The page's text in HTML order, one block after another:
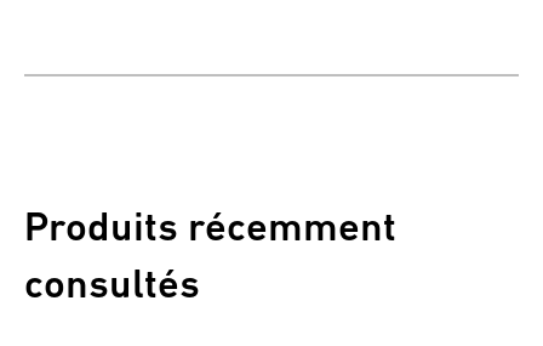
Produits récemment
consultés